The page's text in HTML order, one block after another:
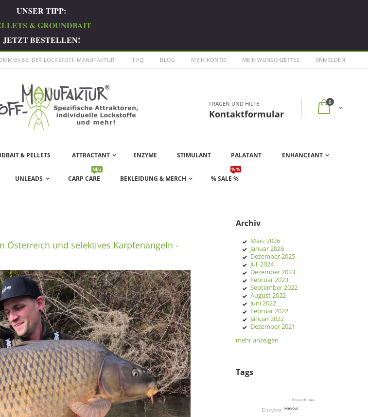
UNSER TIPP:
& GROUNDBAIT
JETZT BESTELLEN!
FAQ BLOG MEIN KONTO MEIN WUNSCHZETTEL ANMELDEN
BEI DER LOCKSTOFF-MANUFAKTUR!
FRAGEN UND HILFE
Kontaktformular
0
& PELLETS ATTRACTANT ENZYME STIMULANT PALATANT ENHANCEANT
UNLEADS CARP CARE
NEU
BEKLEIDUNG & MERCH % SALE %
% %
Österreich und selektives Karpfenangeln -
Archiv
März 2026
Januar 2026
Dezember 2025
Juli 2024
Dezember 2023
Februar 2023
September 2022
August 2022
Juni 2022
Februar 2022
Januar 2022
Dezember 2021
mehr anzeigen
Tags